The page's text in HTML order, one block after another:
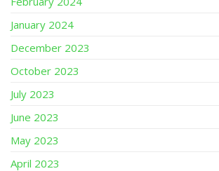
January 2024
December 2023
October 2023
July 2023
June 2023
May 2023
April 2023